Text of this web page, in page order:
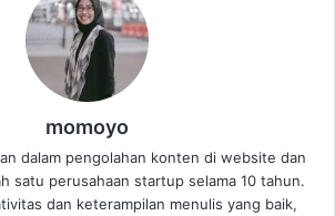
momoyo
dalam pengolahan konten di website dan
satu perusahaan startup selama 10 tahun.
dan keterampilan menulis yang baik,